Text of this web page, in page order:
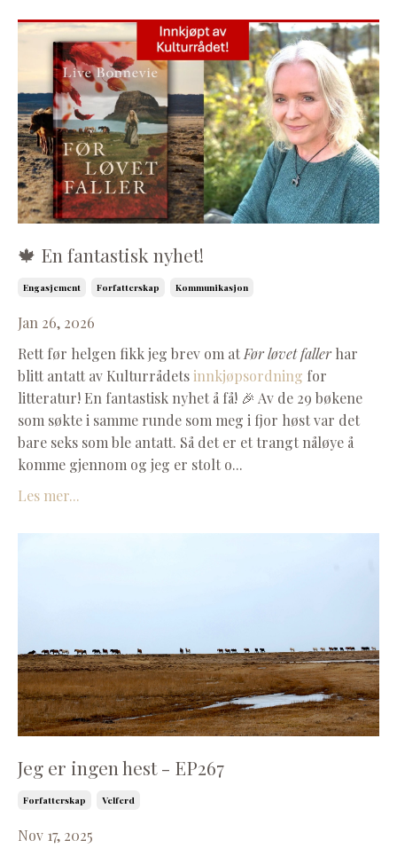
🍁 En fantastisk nyhet!
Engasjement Forfatterskap Kommunikasjon
Jan 26, 2026
Rett før helgen fikk jeg brev om at Før løvet faller har
blitt antatt av Kulturrådetsinnkjøpsordning for
litteratur! En fantastisk nyhet å få! 🎉 Av de 29 bøkene
som søkte i samme runde som meg i fjor høst var det
bare seks som ble antatt. Så det er et trangt nåløye å
komme gjennom og jeg er stolt o...
Les mer...
Jeg er ingen hest - EP267
Forfatterskap Velferd
Nov 17, 2025